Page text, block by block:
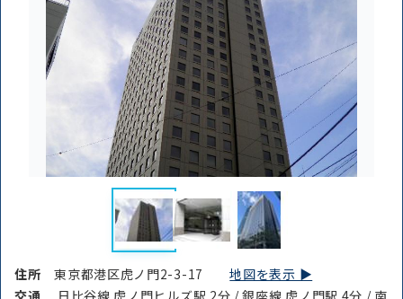
住所東京都港区虎ノ門2-3-17地図を表示 ▶︎
交通
日比谷線 虎ノ門ヒルズ駅 2分 / 銀座線 虎ノ門駅 4分 / 南